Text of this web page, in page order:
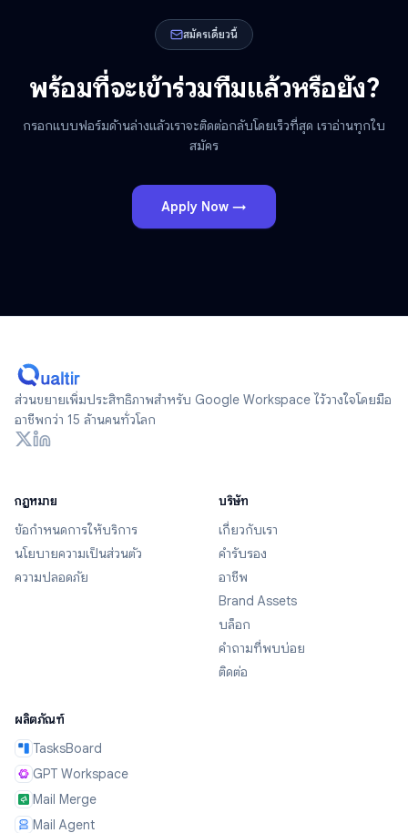
สมัครเดี๋ยวนี้
พร้อมที่จะเข้าร่วมทีมแล้วหรือยัง?
กรอกแบบฟอร์มด้านล่างแล้วเราจะติดต่อกลับโดยเร็วที่สุด เราอ่านทุกใบ
สมัคร
Apply Now →
ส่วนขยายเพิ่มประสิทธิภาพสำหรับ Google Workspace ไว้วางใจโดยมือ
อาชีพกว่า 15 ล้านคนทั่วโลก
กฎหมาย
ข้อกำหนดการให้บริการ
นโยบายความเป็นส่วนตัว
ความปลอดภัย
บริษัท
เกี่ยวกับเรา
คำรับรอง
อาชีพ
Brand Assets
บล็อก
คำถามที่พบบ่อย
ติดต่อ
ผลิตภัณฑ์
TasksBoard
GPT Workspace
Mail Merge
Mail Agent